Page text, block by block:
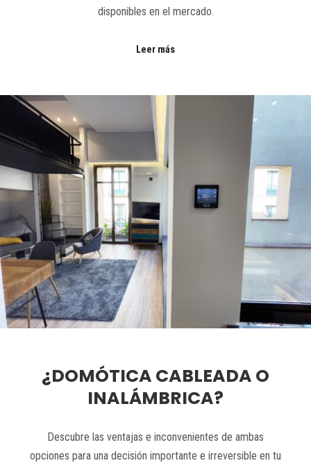
disponibles en el mercado.
Leer más
¿DOMÓTICA CABLEADA O
INALÁMBRICA?
Descubre las ventajas e inconvenientes de ambas
opciones para una decisión importante e irreversible en tu